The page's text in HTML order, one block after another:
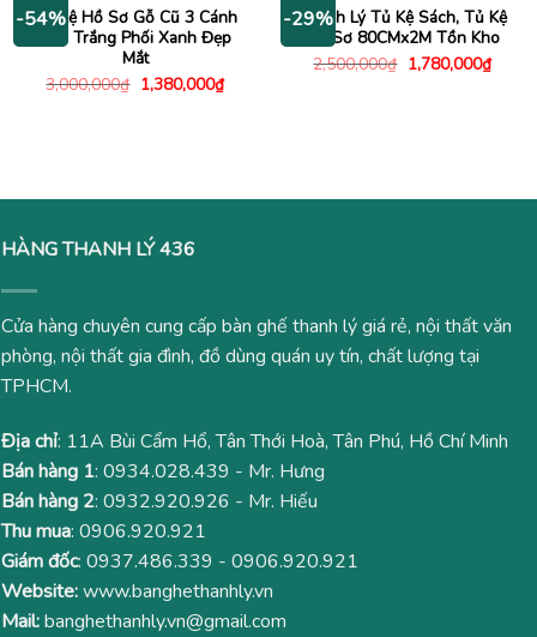
-54%
Tủ Kệ Hồ Sơ Gỗ Cũ 3 Cánh
Màu Trắng Phối Xanh Đẹp
Mắt
3,000,000₫ Giá
gốc
1,380,000₫Giá
hiện
-29%
Thanh Lý Tủ Kệ Sách, Tủ Kệ
Hồ Sơ 80CMx2M Tồn Kho
2,500,000₫ Giá
gốc
1,780,000₫Giá
hiện
HÀNG THANH LÝ 436
Cửa hàng chuyên cung cấp bàn ghế thanh lý giá rẻ, nội thất văn
phòng, nội thất gia đình, đồ dùng quán uy tín, chất lượng tại
TPHCM.
Địa chỉ: 11A Bùi Cẩm Hổ, Tân Thới Hoà, Tân Phú, Hồ Chí Minh
Bán hàng 1: 0934.028.439 - Mr. Hưng
Bán hàng 2: 0932.920.926 - Mr. Hiếu
Thu mua: 0906.920.921
Giám đốc: 0937.486.339 - 0906.920.921
Website:www.banghethanhly.vn
Mail:banghethanhly.vn@gmail.com